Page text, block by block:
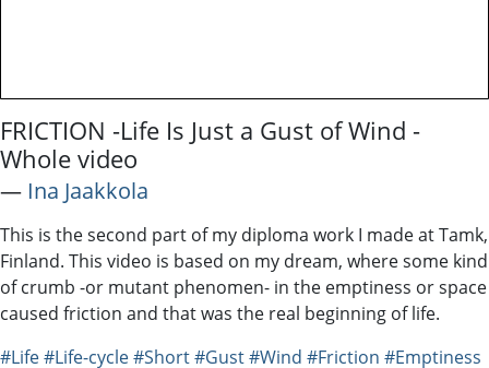
FRICTION -Life Is Just a Gust of Wind -
Whole video
― Ina Jaakkola
This is the second part of my diploma work I made at Tamk,
Finland. This video is based on my dream, where some kind
of crumb -or mutant phenomen- in the emptiness or space
caused friction and that was the real beginning of life.
#Life#Life-cycle#Short#Gust#Wind #Friction #Emptiness